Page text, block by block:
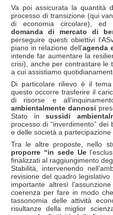
Va poi assicurata la quantità
processo di transizione (qui
di economia circolare), ed
domanda di mercato di
perseguire questi obiettivi
piano in relazione dell’agenda
intende far aumentare la
crisi), anche per contrastare le
a cui assistiamo
Di particolare rilievo è il
questo occorre trasferire il
di risorse e
ambientalmente dannosi
Stato insussidi
processo di “inverdimento”
e delle società a partecipazione
Tra le altre proposte, nello
proporre “in sede Ue
finalizzati al raggiungimento
Stabilità, intervenendo
revisione del quadro
importante altresì
coerenza per fare in modo
tassonomia delle attività
risultanze della miglior